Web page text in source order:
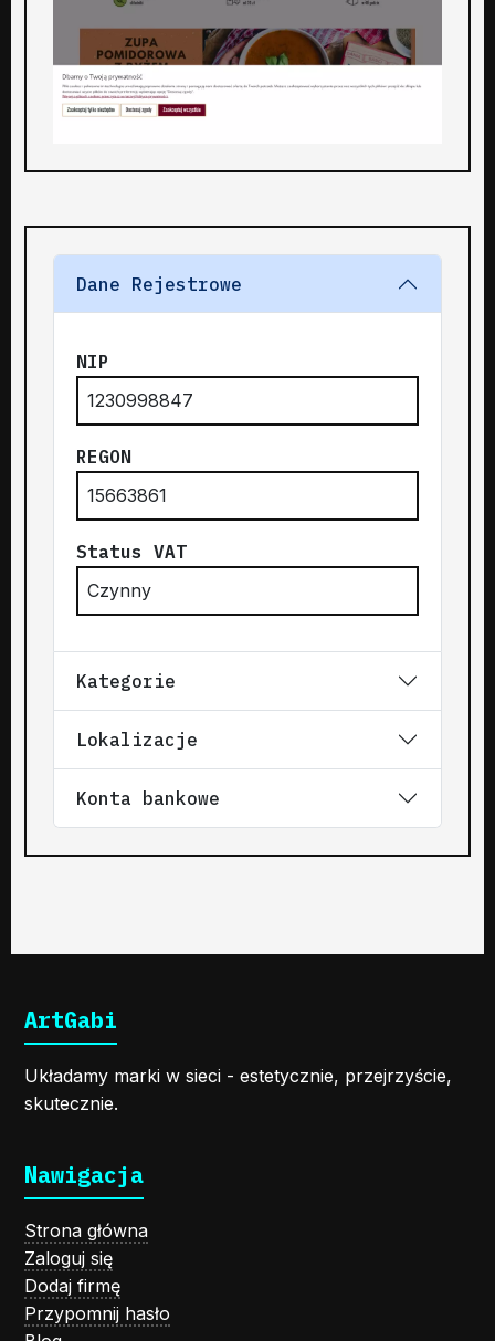
Dane Rejestrowe
NIP
1230998847
REGON
15663861
Status VAT
Czynny
Kategorie
Lokalizacje
Konta bankowe
ArtGabi
Układamy marki w sieci - estetycznie, przejrzyście,
skutecznie.
Nawigacja
Strona główna
Zaloguj się
Dodaj firmę
Przypomnij hasło